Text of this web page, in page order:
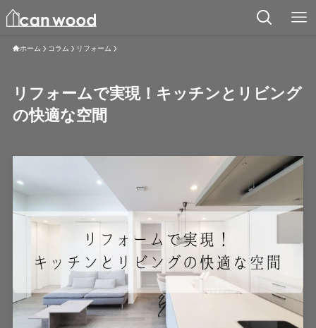
ホーム コラム リフォーム
リフォームで実現！キッチンとリビング
の快適な空間